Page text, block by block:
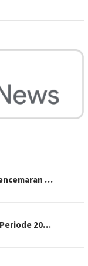
…
20…